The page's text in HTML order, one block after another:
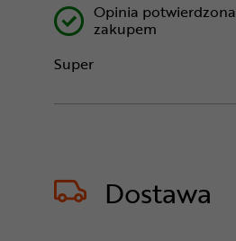
Opinia potwierdzona
zakupem
Super
Dostawa